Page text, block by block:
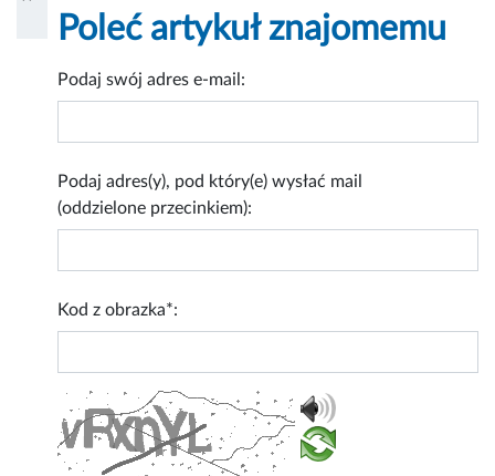
Poleć artykuł znajomemu
Podaj swój adres e-mail:
Podaj adres(y), pod który(e) wysłać mail
(oddzielone przecinkiem):
Kod z obrazka*: